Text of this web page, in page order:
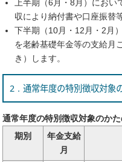
上半期（6月・8月）にお
収により納付書や口座振替
下半期（10月・12月・2月
を老齢基礎年金等の支給月
き）します。
2．通常年度の特別徴収対象
通常年度の特別徴収対象のか
期別
年金支給
月